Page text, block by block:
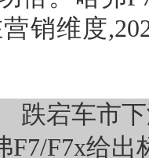
销维度